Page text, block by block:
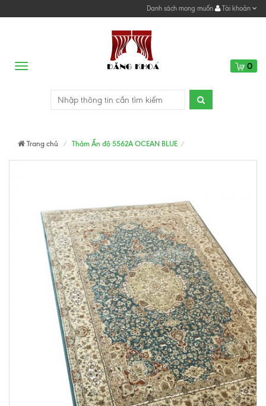
Danh sách mong muốn Tài khoản
Menu 0
Trang chủ Thảm Ấn độ 5562A OCEAN BLUE